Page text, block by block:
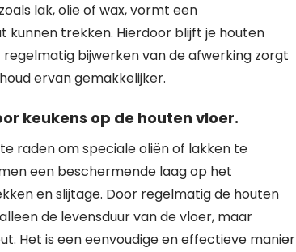
lak, olie of wax, vormt een
trekken. Hierdoor blijft je houten
bijwerken van de afwerking zorgt
ervan gemakkelijker.
keukens op de houten vloer.
raden om speciale oliën of lakken te
een beschermende laag op het
en slijtage. Door regelmatig de houten
de levensduur van de vloer, maar
Het is een eenvoudige en effectieve manier